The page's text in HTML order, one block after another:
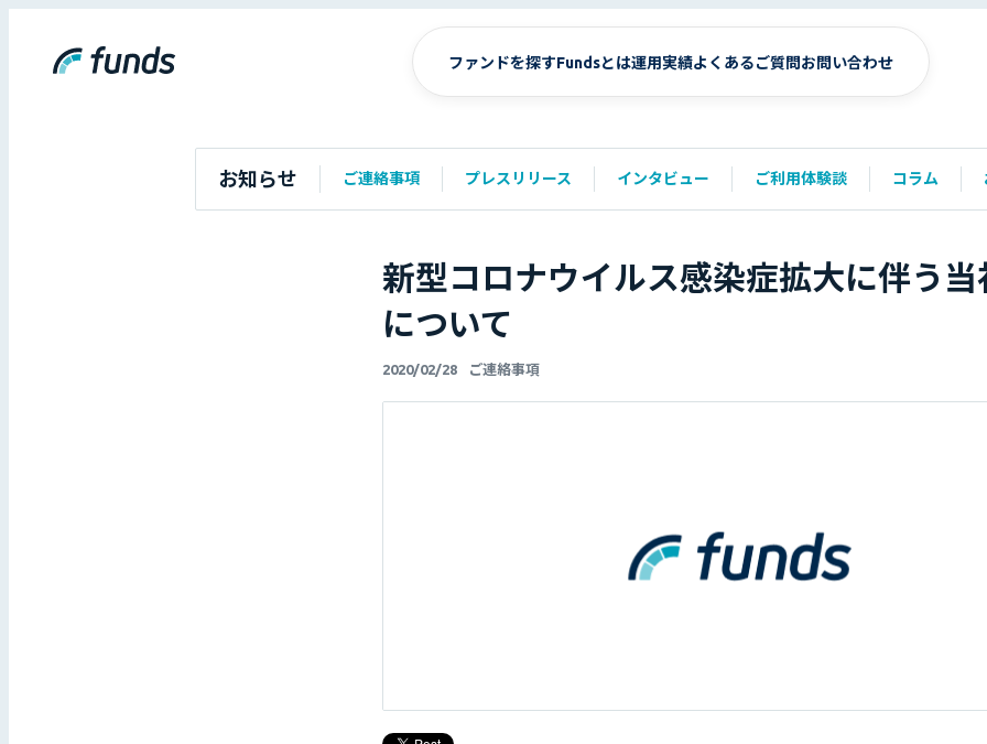
ファンドを探すFundsとは運用実績よくあるご質問お問い合わせ
お知らせ ご連絡事項 プレスリリース インタビュー ご利用体験談 コラム
新型コロナウイルス感染症拡大に伴う当
について
2020/02/28 ご連絡事項